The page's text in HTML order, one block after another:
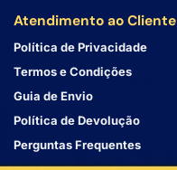
Atendimento ao Cliente
Política de Privacidade
Termos e Condições
Guia de Envio
Política de Devolução
Perguntas Frequentes